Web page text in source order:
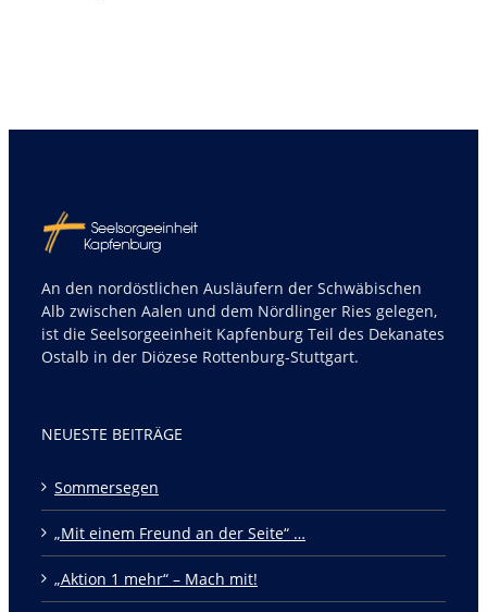
An den nordöstlichen Ausläufern der Schwäbischen
Alb zwischen Aalen und dem Nördlinger Ries gelegen,
ist die Seelsorgeeinheit Kapfenburg Teil des Dekanates
Ostalb in der Diözese Rottenburg-Stuttgart.
NEUESTE BEITRÄGE
Sommersegen
„Mit einem Freund an der Seite“ …
„Aktion 1 mehr“ – Mach mit!